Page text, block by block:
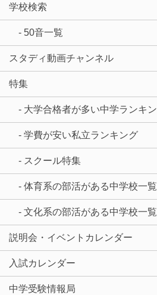
学校検索
- 50音一覧
スタディ動画チャンネル
特集
- 大学合格者が多い中学ランキ
- 学費が安い私立ランキング
- スクール特集
- 体育系の部活がある中学校一覧
- 文化系の部活がある中学校一覧
説明会・イベントカレンダー
入試カレンダー
中学受験情報局